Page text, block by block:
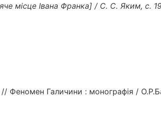
місце Івана Франка] / С. С. Яким, с.
Галичини : монографія /